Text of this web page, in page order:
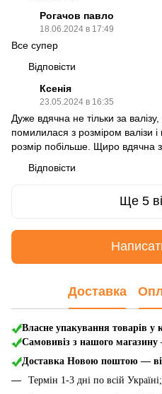
Рогачов павло
18.06.2024 в 17:49
Все супер
Відповісти
Ксенія
23.05.2024 в 16:35
Дуже вдячна не тільки за
помилилася з розміром валізи
розмір побільше. Щиро вдячна
Відповісти
Ще 5
Доставка
Власне упакування товарів у
Самовивіз з нашого
Доставка Новою поштою —
Термін 1-3 дні по всій Україні;